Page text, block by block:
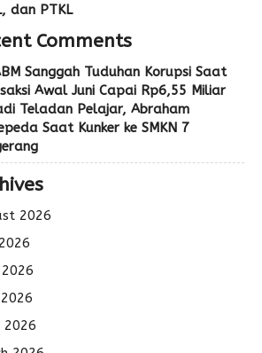
dan PTKL
Comments
Sanggah Tuduhan Korupsi Saat
Awal Juni Capai Rp6,55 Miliar
Teladan Pelajar, Abraham
Saat Kunker ke SMKN 7
2026